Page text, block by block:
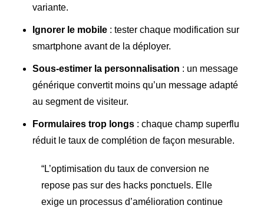
variante.
Ignorer le mobile : tester chaque modification sur
smartphone avant de la déployer.
Sous-estimer la personnalisation : un message
générique convertit moins qu’un message adapté
au segment de visiteur.
Formulaires trop longs : chaque champ superflu
réduit le taux de complétion de façon mesurable.
“L’optimisation du taux de conversion ne
repose pas sur des hacks ponctuels. Elle
exige un processus d’amélioration continue